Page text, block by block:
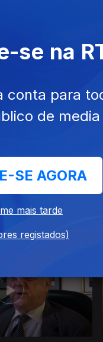
se na
conta para
de media
SE AGORA
mais tarde
registados)